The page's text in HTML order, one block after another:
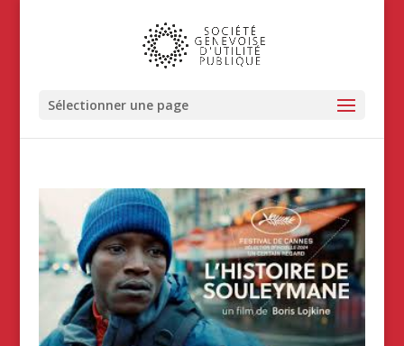
Sélectionner une page